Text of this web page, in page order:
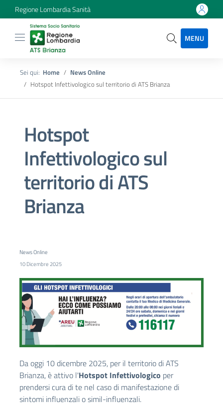
Regione Lombardia Sanità
MENU
Sei qui: Home
News Online
Hotspot Infettivologico sul territorio di ATS Brianza
Hotspot
Infettivologico sul
territorio di ATS
Brianza
News Online
10 Dicembre 2025
Da oggi 10 dicembre 2025, per il territorio di ATS
Brianza, è attivo l'Hotspot Infettivologico per
prendersi cura di te nel caso di manifestazione di
sintomi influenzali o simil-influenzali.